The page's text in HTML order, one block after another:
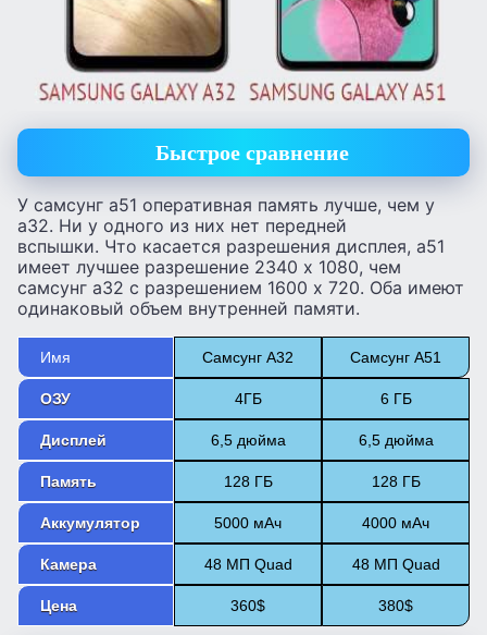
Быстрое сравнение
У самсунг а51 оперативная память лучше, чем у
а32. Ни у одного из них нет передней
вспышки. Что касается разрешения дисплея, а51
имеет лучшее разрешение 2340 x 1080, чем
самсунг а32 с разрешением 1600 x 720. Оба имеют
одинаковый объем внутренней памяти.
Имя Самсунг А32 Самсунг А51
ОЗУ 4ГБ 6 ГБ
Дисплей 6,5 дюйма 6,5 дюйма
Память 128 ГБ 128 ГБ
Аккумулятор 5000 мАч 4000 мАч
Камера 48 МП Quad 48 МП Quad
Цена 360$ 380$